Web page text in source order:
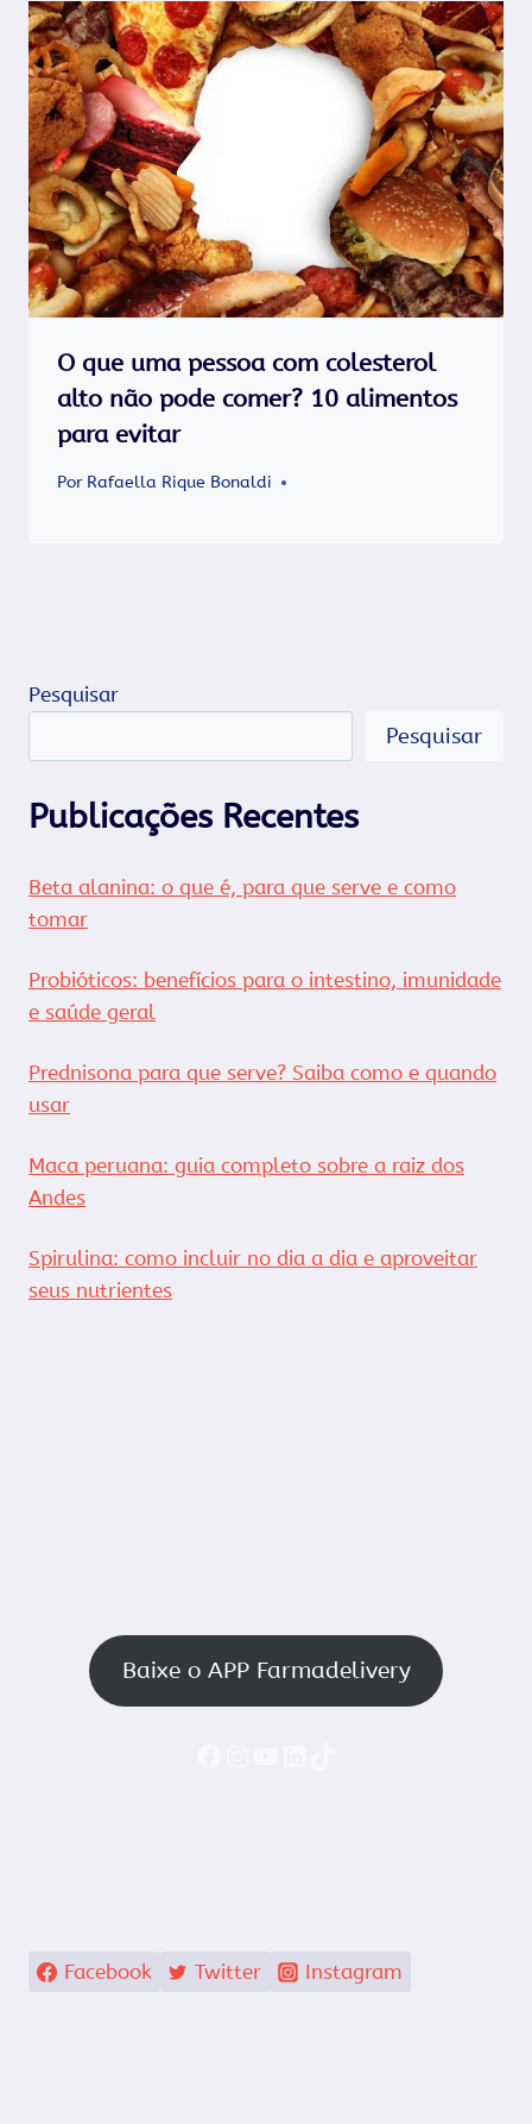
O que uma pessoa com colesterol
alto não pode comer? 10 alimentos
para evitar
Por Rafaella Rique Bonaldi
Pesquisar
Pesquisar
Publicações Recentes
Beta alanina: o que é, para que serve e como
tomar
Probióticos: benefícios para o intestino, imunidade
e saúde geral
Prednisona para que serve? Saiba como e quando
usar
Maca peruana: guia completo sobre a raiz dos
Andes
Spirulina: como incluir no dia a dia e aproveitar
seus nutrientes
Baixe o APP Farmadelivery
Facebook Twitter Instagram